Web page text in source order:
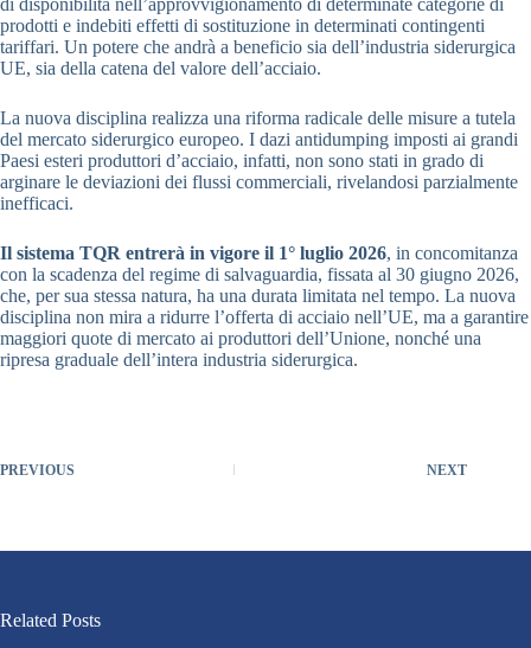
di disponibilità nell’approvvigionamento di determinate categorie di
prodotti e indebiti effetti di sostituzione in determinati contingenti
tariffari. Un potere che andrà a beneficio sia dell’industria siderurgica
UE, sia della catena del valore dell’acciaio.
La nuova disciplina realizza una riforma radicale delle misure a tutela
del mercato siderurgico europeo. I dazi antidumping imposti ai grandi
Paesi esteri produttori d’acciaio, infatti, non sono stati in grado di
arginare le deviazioni dei flussi commerciali, rivelandosi parzialmente
inefficaci.
Il sistema TQR entrerà in vigore il 1° luglio 2026, in concomitanza
con la scadenza del regime di salvaguardia, fissata al 30 giugno 2026,
che, per sua stessa natura, ha una durata limitata nel tempo. La nuova
disciplina non mira a ridurre l’offerta di acciaio nell’UE, ma a garantire
maggiori quote di mercato ai produttori dell’Unione, nonché una
ripresa graduale dell’intera industria siderurgica.
PREVIOUS NEXT
Related Posts